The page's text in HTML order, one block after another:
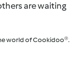
are waiting
world of Cookidoo®.